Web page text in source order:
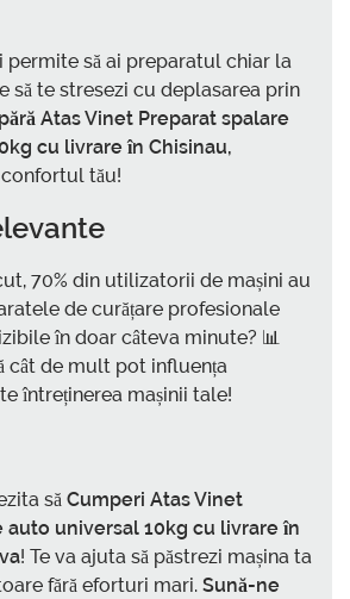
permite să ai preparatul chiar la
să te stresezi cu deplasarea prin
Atas Vinet Preparat spalare
cu livrare în Chisinau,
tău!
70% din utilizatorii de mașini au
de curățare profesionale
în doar câteva minute? 📊
cât de mult pot influența
întreținerea mașinii tale!
să Cumperi Atas Vinet
auto universal 10kg cu livrare în
! Te va ajuta să păstrezi mașina ta
fără eforturi mari. Sună-ne